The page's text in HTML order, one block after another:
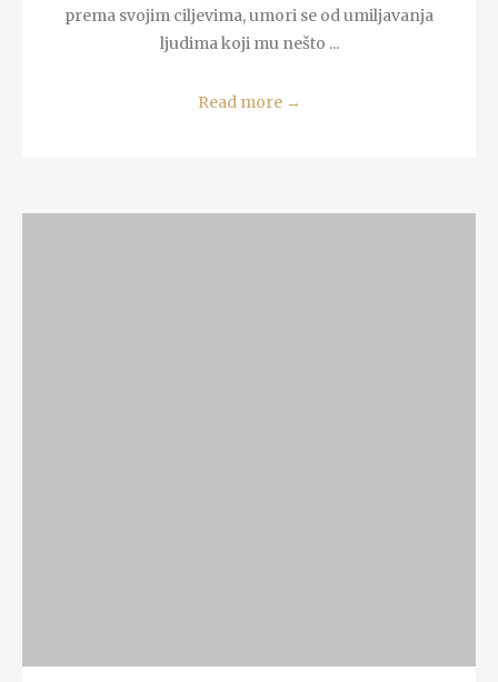
prema svojim ciljevima, umori se od umiljavanja
ljudima koji mu nešto ...
Read more →